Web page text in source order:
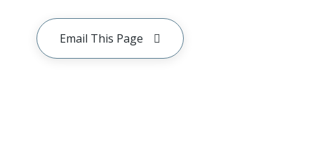
Email This Page